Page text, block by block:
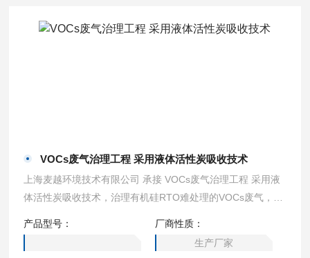
VOCs废气治理工程 采用液体活性炭吸收技术
上海麦越环境技术有限公司 承接 VOCs废气治理工程 采用液
体活性炭吸收技术，治理有机硅RTO难处理的VOCs废气，运
剂， 使得VOCs废气治理工程的处理成本大幅度降低，欢迎联
络
产品型号：
厂商性质：
生产厂家